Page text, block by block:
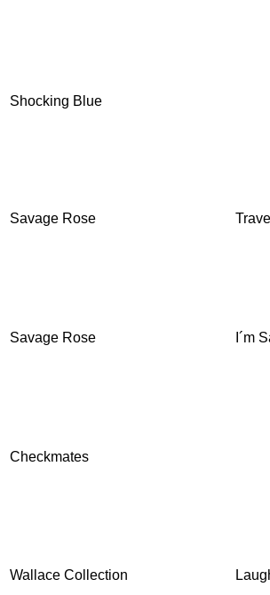
Shocking Blue
Savage Rose
Savage Rose I´m
Checkmates
Wallace Collection